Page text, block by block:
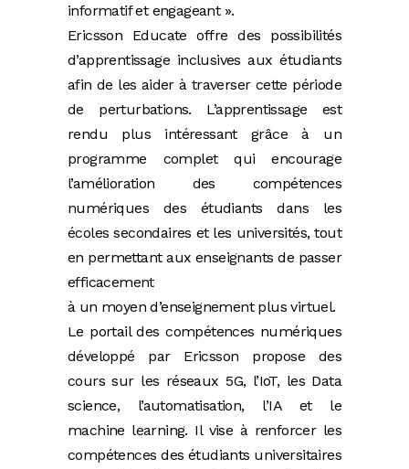
informatif et engageant ».
Ericsson Educate offre des possibilités
d’apprentissage inclusives aux étudiants
afin de les aider à traverser cette période
de perturbations. L’apprentissage est
rendu plus intéressant grâce à un
programme complet qui encourage
l’amélioration des compétences
numériques des étudiants dans les
écoles secondaires et les universités, tout
en permettant aux enseignants de passer
efficacement
à un moyen d’enseignement plus virtuel.
Le portail des compétences numériques
développé par Ericsson propose des
cours sur les réseaux 5G, l’IoT, les Data
science, l’automatisation, l’IA et le
machine learning. Il vise à renforcer les
compétences des étudiants universitaires